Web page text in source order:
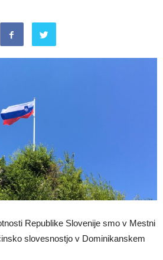
Republike Slovenije smo v Mestni
slovesnostjo v Dominikanskem